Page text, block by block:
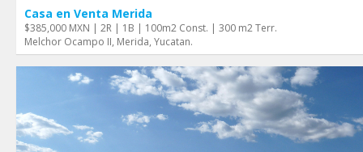
Casa en Venta Merida
$385,000 MXN | 2R | 1B | 100m2 Const. | 300 m2 Terr.
Melchor Ocampo II, Merida, Yucatan.